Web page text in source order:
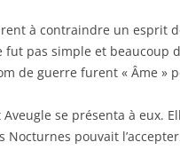
à contraindre un esprit
fut pas simple et beaucoup
de guerre furent « Âme »
Aveugle se présenta à eux.
Nocturnes pouvait